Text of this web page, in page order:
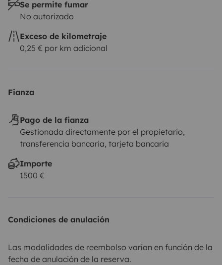
Se permite fumar
No autorizado
Exceso de kilometraje
0,25 € por km adicional
Fianza
Pago de la fianza
Gestionada directamente por el propietario,
transferencia bancaria, tarjeta bancaria
Importe
1500 €
Condiciones de anulación
Las modalidades de reembolso varían en función de la
fecha de anulación de la reserva.